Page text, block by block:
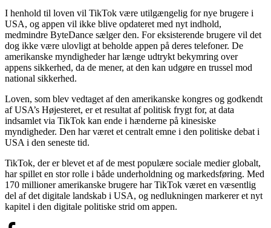
I henhold til loven vil TikTok være utilgængelig for nye brugere i
USA, og appen vil ikke blive opdateret med nyt indhold,
medmindre ByteDance sælger den. For eksisterende brugere vil det
dog ikke være ulovligt at beholde appen på deres telefoner. De
amerikanske myndigheder har længe udtrykt bekymring over
appens sikkerhed, da de mener, at den kan udgøre en trussel mod
national sikkerhed.
Loven, som blev vedtaget af den amerikanske kongres og godkendt
af USA’s Højesteret, er et resultat af politisk frygt for, at data
indsamlet via TikTok kan ende i hænderne på kinesiske
myndigheder. Den har været et centralt emne i den politiske debat i
USA i den seneste tid.
TikTok, der er blevet et af de mest populære sociale medier globalt,
har spillet en stor rolle i både underholdning og markedsføring. Med
170 millioner amerikanske brugere har TikTok været en væsentlig
del af det digitale landskab i USA, og nedlukningen markerer et nyt
kapitel i den digitale politiske strid om appen.